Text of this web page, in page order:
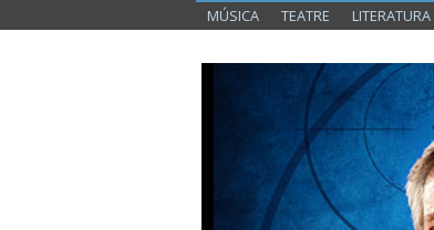
MÚSICA TEATRE LITERATURA